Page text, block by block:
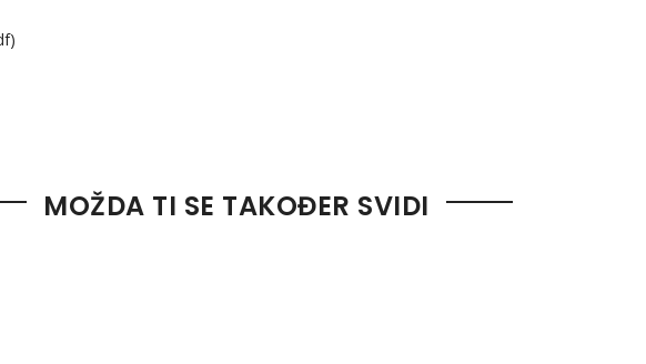
MOŽDA TI SE TAKOĐER SVIDI